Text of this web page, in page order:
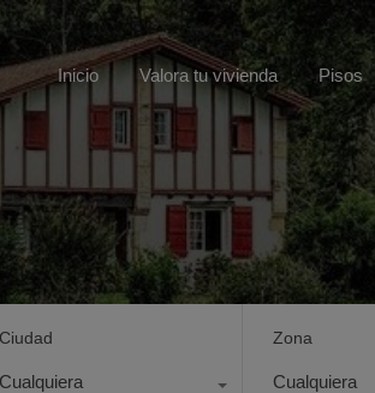
Inicio Valora tu vivienda Pisos
Ciudad
Cualquiera
Zona
Cualquiera